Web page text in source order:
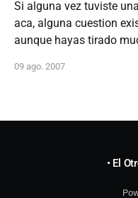
Si alguna vez tuviste
aca, alguna cuestion
aunque hayas tirado
preguntarle a google
09 ago. 2007
• El